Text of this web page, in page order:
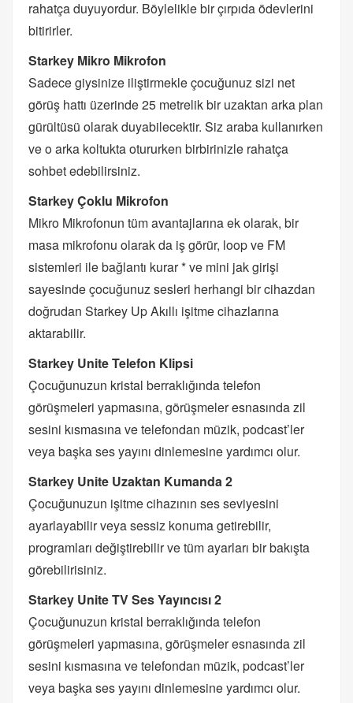
rahatça duyuyordur. Böylelikle bir çırpıda ödevlerini
bitirirler.
Starkey Mikro Mikrofon
Sadece giysinize iliştirmekle çocuğunuz sizi net
görüş hattı üzerinde 25 metrelik bir uzaktan arka plan
gürültüsü olarak duyabilecektir. Siz araba kullanırken
ve o arka koltukta otururken birbirinizle rahatça
sohbet edebilirsiniz.
Starkey Çoklu Mikrofon
Mikro Mikrofonun tüm avantajlarına ek olarak, bir
masa mikrofonu olarak da iş görür, loop ve FM
sistemleri ile bağlantı kurar * ve mini jak girişi
sayesinde çocuğunuz sesleri herhangi bir cihazdan
doğrudan Starkey Up Akıllı işitme cihazlarına
aktarabilir.
Starkey Unite Telefon Klipsi
Çocuğunuzun kristal berraklığında telefon
görüşmeleri yapmasına, görüşmeler esnasında zil
sesini kısmasına ve telefondan müzik, podcast’ler
veya başka ses yayını dinlemesine yardımcı olur.
Starkey Unite Uzaktan Kumanda 2
Çocuğunuzun işitme cihazının ses seviyesini
ayarlayabilir veya sessiz konuma getirebilir,
programları değiştirebilir ve tüm ayarları bir bakışta
görebilirisiniz.
Starkey Unite TV Ses Yayıncısı 2
Çocuğunuzun kristal berraklığında telefon
görüşmeleri yapmasına, görüşmeler esnasında zil
sesini kısmasına ve telefondan müzik, podcast’ler
veya başka ses yayını dinlemesine yardımcı olur.